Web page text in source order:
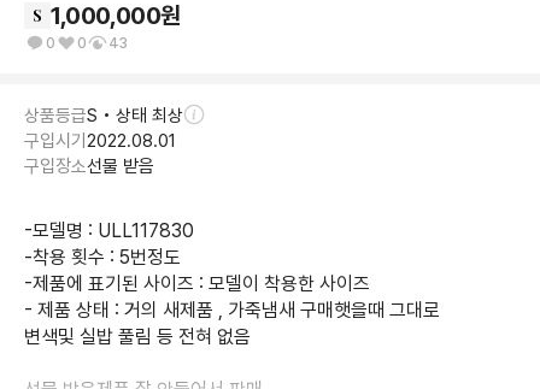
1,000,000원
0 0 43
상품등급S • 상태 최상
구입시기 2022.08.01
구입장소선물 받음
-모델명 : ULL117830
-착용 횟수 : 5번정도
-제품에 표기된 사이즈 : 모델이 착용한 사이즈
- 제품 상태 : 거의 새제품 , 가죽냄새 구매햇을때 그대로
변색및 실밥 풀림 등 전혀 없음